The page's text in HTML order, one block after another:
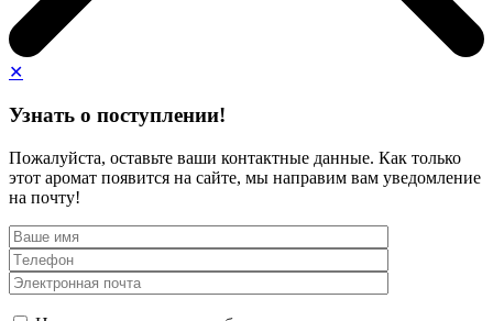
✕
Узнать о поступлении!
Пожалуйста, оставьте ваши контактные данные. Как только
этот аромат появится на сайте, мы направим вам уведомление
на почту!